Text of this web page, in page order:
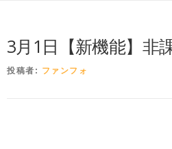
キ
ッ
3月1日【新機能】非
投稿者: ファンフォ